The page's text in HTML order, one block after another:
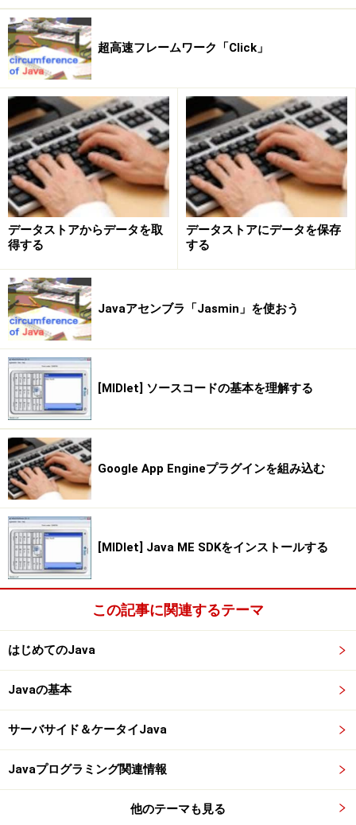
りません。そこで、
new JTable( 行数 , 列数 );
このようにして表の大きさを指定してインスタンスを作
成します。またJScrollPaneは、中に組み込むコンポーネ
ントを引数に指定してインスタンスを作成します。
new JScrollPane( コンポーネント );
これで、そのコンポーネントを内部に組み込んで表示し
ます。このコンポーネントが、組み込んである領域より
大きくなると、自動的にスクロールバーを表示してスク
ロール表示できるようになります。
※記事内容は執筆時点のものです。最新の内容をご確認くださ
い。
※OSやアプリ、ソフトのバージョンによっては画面表示、操作方
次のページへ
超高速フレームワーク「Click」
データストアからデータを取
得する
データストアにデータを保存
する
Javaアセンブラ「Jasmin」を使おう
[MIDlet] ソースコードの基本を理解する
Google App Engineプラグインを組み込む
[MIDlet] Java ME SDKをインストールする
この記事に関連するテーマ
はじめてのJava
Javaの基本
サーバサイド＆ケータイJava
Javaプログラミング関連情報
他のテーマも見る